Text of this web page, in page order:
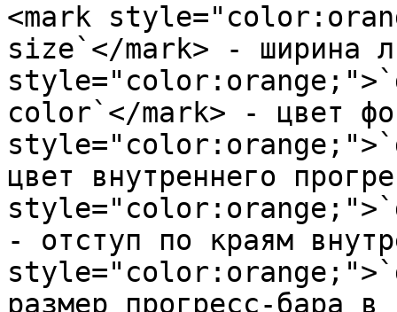
<mark
size`</mark> - ширина
color`</mark> - цвет
цвет внутреннего
- отступ по краям
размер прогресс-бара в